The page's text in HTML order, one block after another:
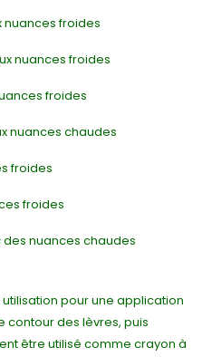
nuances froides
nuances froides
froides
nuances chaudes
froides
froides
nuances chaudes
pour une application
contour des lèvres, puis
être utilisé comme crayon à